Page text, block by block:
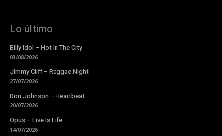
Lo último
Billy Idol – Hot In The City
03/08/2026
Jimmy Cliff – Reggae Night
27/07/2026
Don Johnson – Heartbeat
20/07/2026
Opus – Live Is Life
14/07/2026